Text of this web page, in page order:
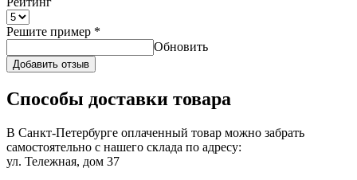
Решите пример *
Обновить
Добавить отзыв
Способы доставки товара
В Санкт-Петербурге оплаченный товар можно забрать
самостоятельно с нашего склада по адресу:
ул. Тележная, дом 37